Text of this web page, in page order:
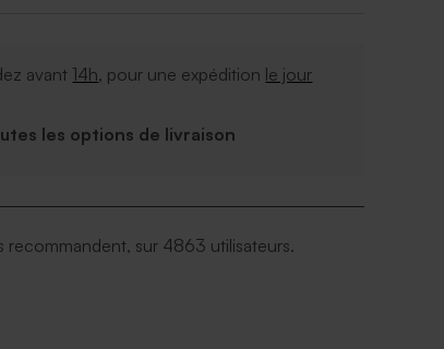
avant 14h, pour une expédition le jour
les options de livraison
recommandent, sur 4863 utilisateurs.